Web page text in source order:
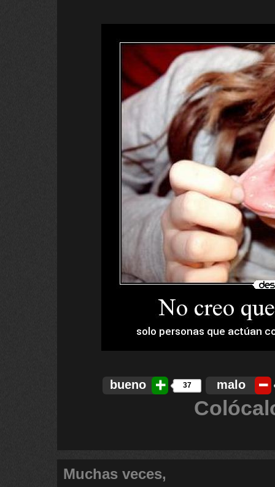
bueno 37 malo
Muchas veces,